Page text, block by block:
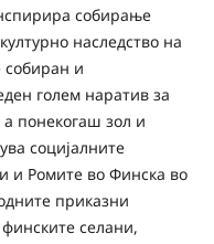
собирање
наследство на
и
голем наратив за
понекогаш зол и
социјалните
и Ромите во Финска во
приказни
селани,